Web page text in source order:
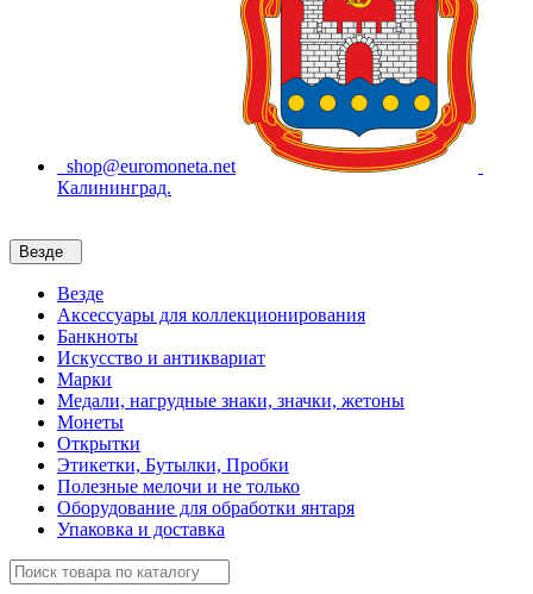
shop@euromoneta.net
Калининград.
Везде
Везде
Аксессуары для коллекционирования
Банкноты
Искусство и антиквариат
Марки
Медали, нагрудные знаки, значки, жетоны
Монеты
Открытки
Этикетки, Бутылки, Пробки
Полезные мелочи и не только
Оборудование для обработки янтаря
Упаковка и доставка